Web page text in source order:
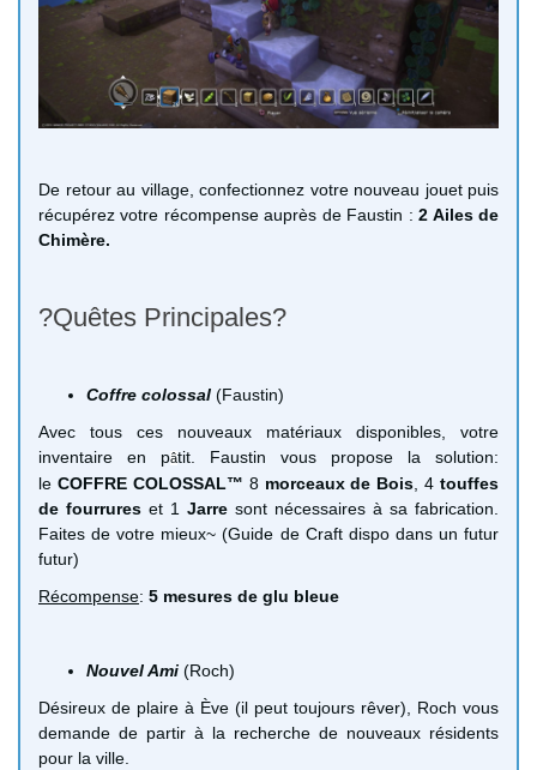
De retour au village, confectionnez votre nouveau jouet puis
récupérez votre récompense auprès de Faustin :2 Ailes de
Chimère.
?Quêtes Principales?
Coffre colossal (Faustin)
Avec tous ces nouveaux matériaux disponibles, votre
inventaire en pâtit. Faustin vous propose la solution:
le COFFRE COLOSSAL™ 8 morceaux de Bois , 4 touffes
de fourrures et 1 Jarre sont nécessaires à sa fabrication.
Faites de votre mieux~ (Guide de Craft dispo dans un futur
futur)
Récompense: 5 mesures de glu bleue
Nouvel Ami (Roch)
Désireux de plaire à Ève (il peut toujours rêver), Roch vous
demande de partir à la recherche de nouveaux résidents
pour la ville.